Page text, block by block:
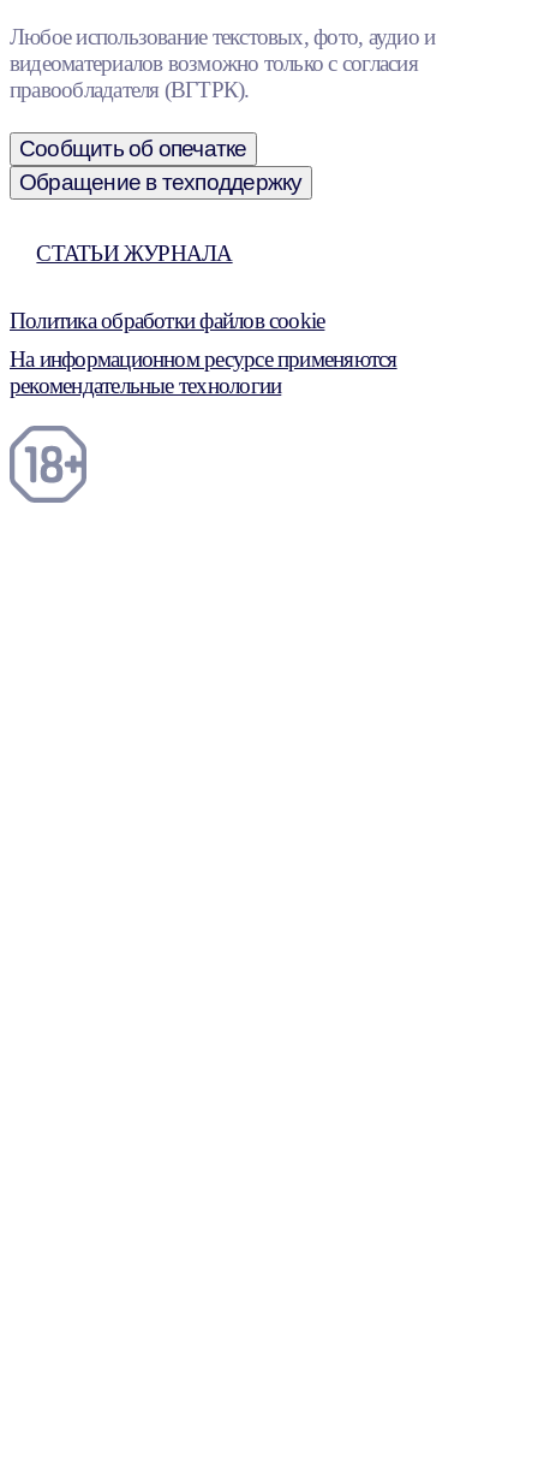
Любое использование текстовых, фото, аудио и
видеоматериалов возможно только с согласия
правообладателя (ВГТРК).
Сообщить об опечатке
Обращение в техподдержку
СТАТЬИ ЖУРНАЛА
Политика обработки файлов cookie
На информационном ресурсе применяются
рекомендательные технологии